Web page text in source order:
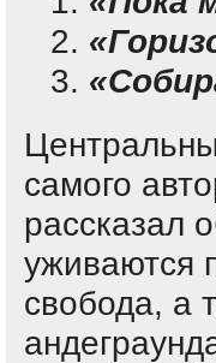
самого
рассказал
уживаются
свобода, а